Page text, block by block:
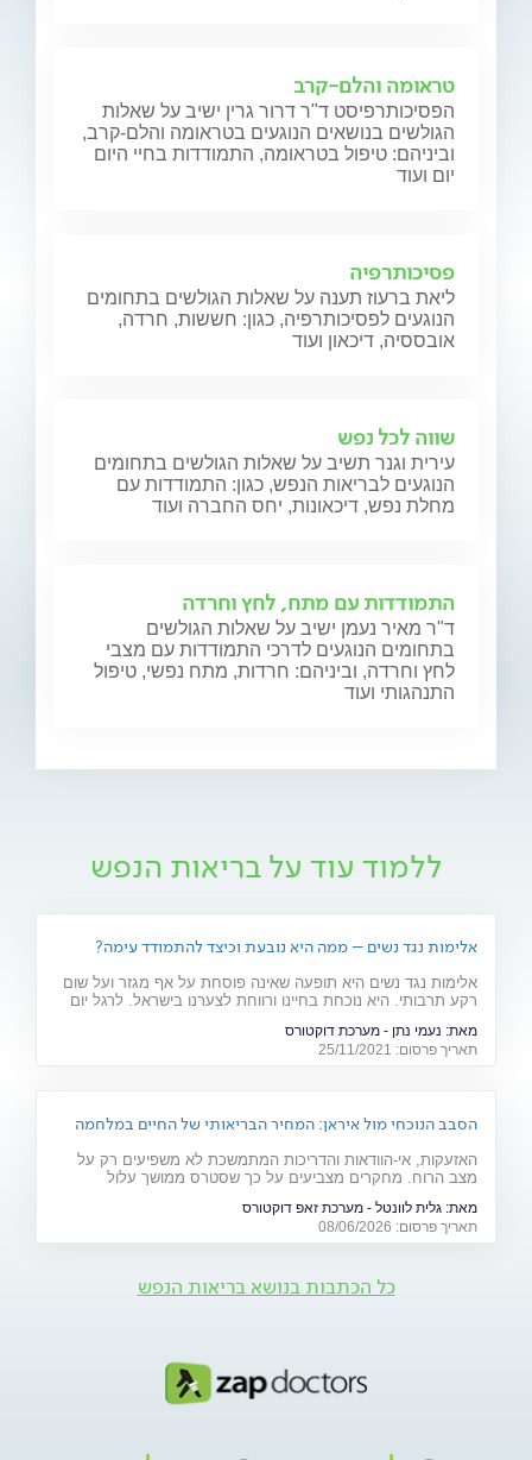
טראומה והלם-קרב
הפסיכותרפיסט ד"ר דרור גרין ישיב על שאלות
הגולשים בנושאים הנוגעים בטראומה והלם-קרב,
וביניהם: טיפול בטראומה, התמודדות בחיי היום
יום ועוד
פסיכותרפיה
ליאת ברעוז תענה על שאלות הגולשים בתחומים
הנוגעים לפסיכותרפיה, כגון: חששות, חרדה,
אובססיה, דיכאון ועוד
שווה לכל נפש
עירית וגנר תשיב על שאלות הגולשים בתחומים
הנוגעים לבריאות הנפש, כגון: התמודדות עם
מחלת נפש, דיכאונות, יחס החברה ועוד
התמודדות עם מתח, לחץ וחרדה
ד"ר מאיר נעמן ישיב על שאלות הגולשים
בתחומים הנוגעים לדרכי התמודדות עם מצבי
לחץ וחרדה, וביניהם: חרדות, מתח נפשי, טיפול
התנהגותי ועוד
ללמוד עוד על בריאות הנפש
אלימות נגד נשים – ממה היא נובעת וכיצד להתמודד עימה?
אלימות נגד נשים היא תופעה שאינה פוסחת על אף מגזר ועל שום
רקע תרבותי. היא נוכחת בחיינו ורווחת לצערנו בישראל. לרגל יום
מרצה באוניברסיטת בר אילן ומחבר הספר "גברים מדברים
אלימות", מסביר את הגורמים לה
מאת: נעמי נתן - מערכת דוקטורס
תאריך פרסום: 25/11/2021
הסבב הנוכחי מול איראן: המחיר הבריאותי של החיים במלחמה
האזעקות, אי-הוודאות והדריכות המתמשכת לא משפיעים רק על
מצב הרוח. מחקרים מצביעים על כך שסטרס ממושך עלול
מהלב ועד העור, אילו תופעות בריאותיות עלולות להתגבר בתקופות
של מתיחות ביטחונית ומה ניתן לעשות כדי לשמור על הבריאות
שלנו?
מאת: גלית לוונטל - מערכת זאפ דוקטורס
תאריך פרסום: 08/06/2026
כל הכתבות בנושא בריאות הנפש